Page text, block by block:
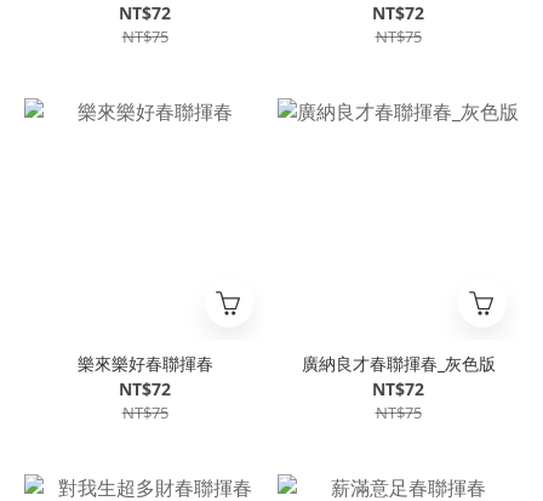
NT$72
NT$75
NT$72
NT$75
樂來樂好春聯揮春
NT$72
NT$75
廣納良才春聯揮春_灰色版
NT$72
NT$75